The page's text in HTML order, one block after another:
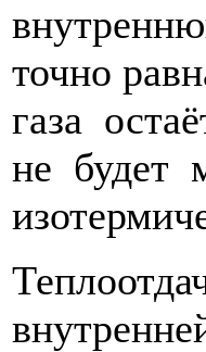
точно
газа
не будет